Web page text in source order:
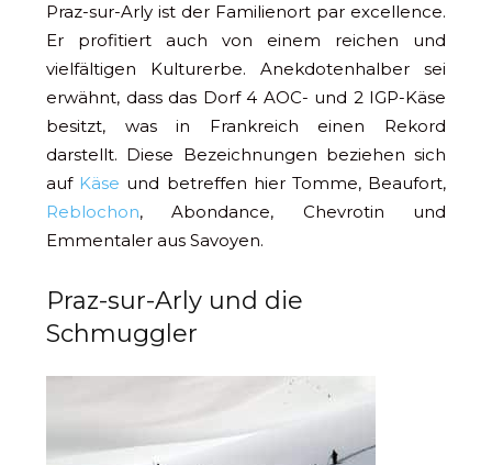
Praz-sur-Arly ist der Familienort par excellence.
Er profitiert auch von einem reichen und
vielfältigen Kulturerbe. Anekdotenhalber sei
erwähnt, dass das Dorf 4 AOC- und 2 IGP-Käse
besitzt, was in Frankreich einen Rekord
darstellt. Diese Bezeichnungen beziehen sich
auf Käse und betreffen hier Tomme, Beaufort,
Reblochon, Abondance, Chevrotin und
Emmentaler aus Savoyen.
Praz-sur-Arly und die
Schmuggler